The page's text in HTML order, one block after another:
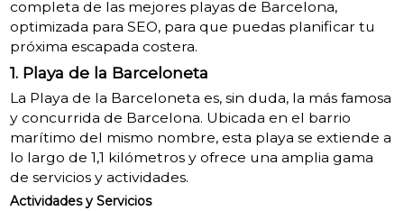
completa de las mejores playas de Barcelona,
optimizada para SEO, para que puedas planificar tu
próxima escapada costera.
1. Playa de la Barceloneta
La Playa de la Barceloneta es, sin duda, la más famosa
y concurrida de Barcelona. Ubicada en el barrio
marítimo del mismo nombre, esta playa se extiende a
lo largo de 1,1 kilómetros y ofrece una amplia gama
de servicios y actividades.
Actividades y Servicios